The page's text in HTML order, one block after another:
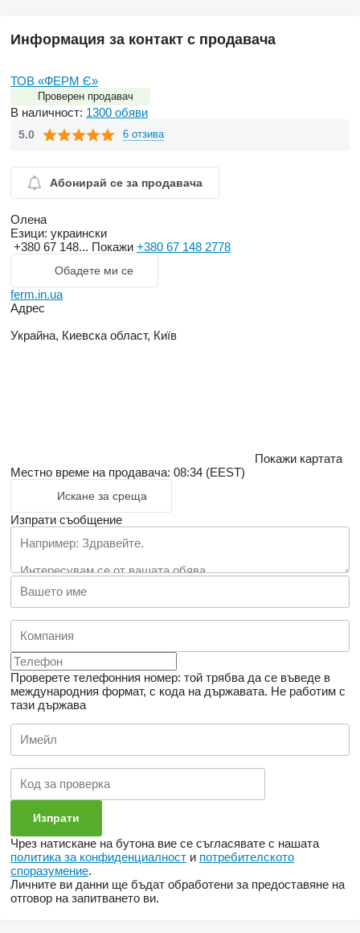
Информация за контакт с продавача
ТОВ «ФЕРМ Є»
Проверен продавач
В наличност: 1300 обяви
5.0 6 отзива
Абонирай се за продавача
Олена
Езици: украински
+380 67 148... Покажи +380 67 148 2778
Обадете ми се
ferm.in.ua
Адрес
Украйна, Киевска област, Київ
Покажи картата
Местно време на продавача: 08:34 (EEST)
Искане за среща
Изпрати съобщение
Проверете телефонния номер: той трябва да се въведе в
международния формат, с кода на държавата. Не работим с
тази държава
Чрез натискане на бутона вие се съгласявате с нашата
политика за конфиденциалност и потребителското
споразумение.
Личните ви данни ще бъдат обработени за предоставяне на
отговор на запитването ви.